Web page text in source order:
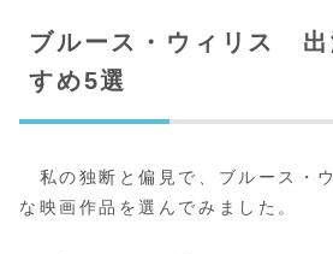
ブルース・ウィリス
すめ5選
私の独断と偏見で、ブルース・
な映画作品を選んでみました。